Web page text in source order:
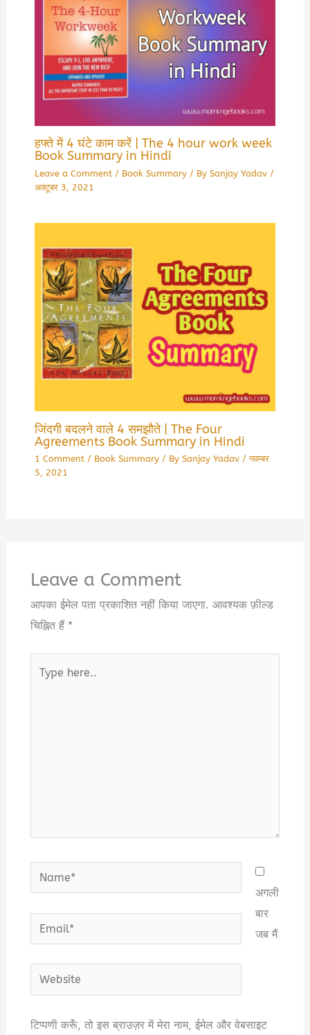
हफ्ते में 4 घंटे काम करें | The 4 hour work week
Book Summary in Hindi
Leave a Comment / Book Summary/ By Sanjay Yadav /
अक्टूबर 3, 2021
जिंदगी बदलने वाले 4 समझौते | The Four
Agreements Book Summary in Hindi
1 Comment / Book Summary/ By Sanjay Yadav /नवम्बर
5, 2021
Leave a Comment
आपका ईमेल पता प्रकाशित नहीं किया जाएगा. आवश्यक फ़ील्ड
चिह्नित हैं *
here..
Name*
Email*
Website
अगली
बार
जब मैं
टिप्पणी करूँ, तो इस ब्राउज़र में मेरा नाम, ईमेल और वेबसाइट